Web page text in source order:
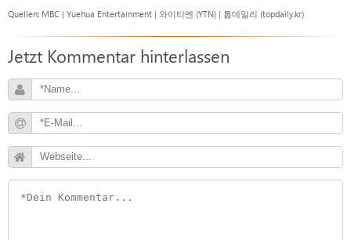
Quellen: MBC | Yuehua Entertainment | 와이티엔 (YTN) | 톱데일리 (topdaily.kr)
Jetzt Kommentar hinterlassen